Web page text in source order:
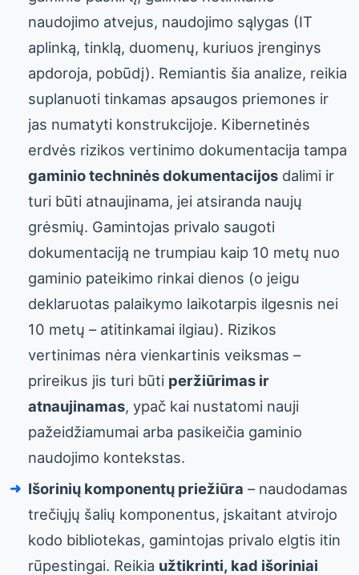
naudojimo atvejus, naudojimo sąlygas (IT
aplinką, tinklą, duomenų, kuriuos įrenginys
apdoroja, pobūdį). Remiantis šia analize, reikia
suplanuoti tinkamas apsaugos priemones ir
jas numatyti konstrukcijoje. Kibernetinės
erdvės rizikos vertinimo dokumentacija tampa
gaminio techninės dokumentacijos dalimi ir
turi būti atnaujinama, jei atsiranda naujų
grėsmių. Gamintojas privalo saugoti
dokumentaciją ne trumpiau kaip 10 metų nuo
gaminio pateikimo rinkai dienos (o jeigu
deklaruotas palaikymo laikotarpis ilgesnis nei
10 metų – atitinkamai ilgiau). Rizikos
vertinimas nėra vienkartinis veiksmas –
prireikus jis turi būti peržiūrimas ir
atnaujinamas, ypač kai nustatomi nauji
pažeidžiamumai arba pasikeičia gaminio
naudojimo kontekstas.
Išorinių komponentų priežiūra – naudodamas
trečiųjų šalių komponentus, įskaitant atvirojo
kodo bibliotekas, gamintojas privalo elgtis itin
rūpestingai. Reikia užtikrinti, kad išoriniai